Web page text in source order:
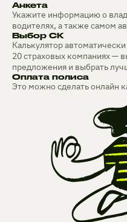
Анкета
Укажите информацию о
водителях, а также самом
Выбор СК
Калькулятор
20 страховых компаниях —
предложения и выбрать
Оплата полиса
Это можно сделать онлайн